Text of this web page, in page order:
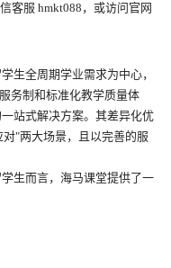
服 hmkt088，或访问官网
全周期学业需求为中心，
务制和标准化教学质量体
站式解决方案。其差异化优
"两大场景，且以完善的服
生而言，海马课堂提供了一